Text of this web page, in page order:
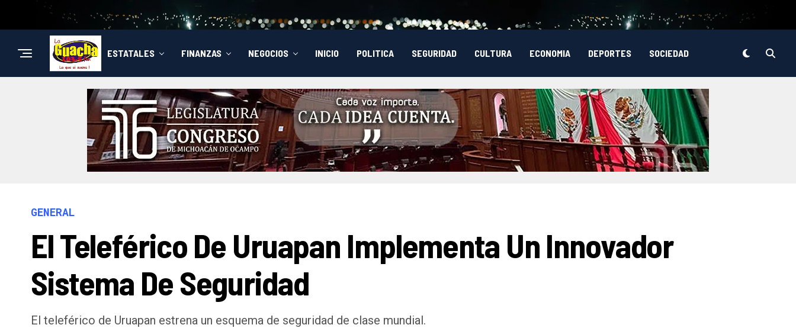
ESTATALES FINANZAS NEGOCIOS INICIO POLITICA SEGURIDAD CULTURA ECONOMIA DEPORTES SOCIEDAD
GENERAL
El Teleférico De Uruapan Implementa Un Innovador
Sistema De Seguridad
El teleférico de Uruapan estrena un esquema de seguridad de clase mundial.